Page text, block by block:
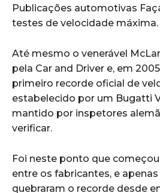
Publicações automotivas
testes de velocidade máxima.
Até mesmo o venerável
pela Car and Driver e, em
primeiro recorde oficial de
estabelecido por um Bugatti
mantido por inspetores
verificar.
Foi neste ponto que
entre os fabricantes, e
quebraram o recorde desde